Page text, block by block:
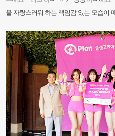
을 자랑스러워 하는 책임감 있는 모습이